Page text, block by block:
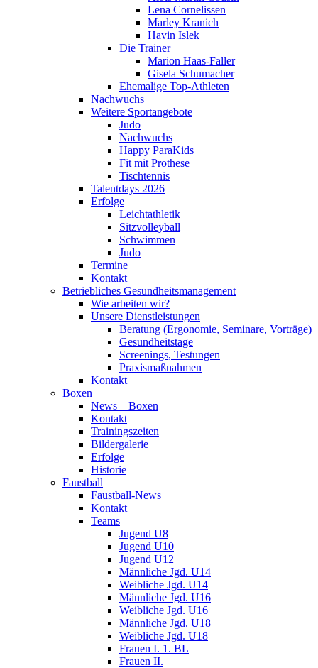
Lena Cornelissen
Marley Kranich
Havin Islek
Die Trainer
Marion Haas-Faller
Gisela Schumacher
Ehemalige Top-Athleten
Nachwuchs
Weitere Sportangebote
Judo
Nachwuchs
Happy ParaKids
Fit mit Prothese
Tischtennis
Talentdays 2026
Erfolge
Leichtathletik
Sitzvolleyball
Schwimmen
Judo
Termine
Kontakt
Betriebliches Gesundheits­management
Wie arbeiten wir?
Unsere Dienstleistungen
Beratung (Ergonomie, Seminare, Vorträge)
Gesundheitstage
Screenings, Testungen
Praxismaßnahmen
Kontakt
Boxen
News – Boxen
Kontakt
Trainingszeiten
Bildergalerie
Erfolge
Historie
Faustball
Faustball-News
Kontakt
Teams
Jugend U8
Jugend U10
Jugend U12
Männliche Jgd. U14
Weibliche Jgd. U14
Männliche Jgd. U16
Weibliche Jgd. U16
Männliche Jgd. U18
Weibliche Jgd. U18
Frauen I. 1. BL
Frauen II.